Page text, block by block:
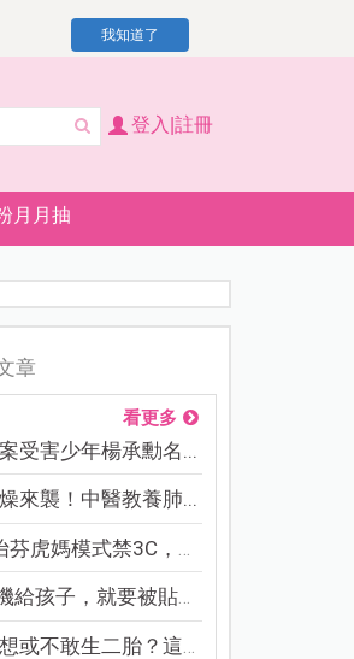
我知道了
登入|註冊
月月抽
章
看更多
受害少年楊承勳名...
來襲！中醫教養肺...
虎媽模式禁3C，看...
孩子，就要被貼「...
或不敢生二胎？這8...